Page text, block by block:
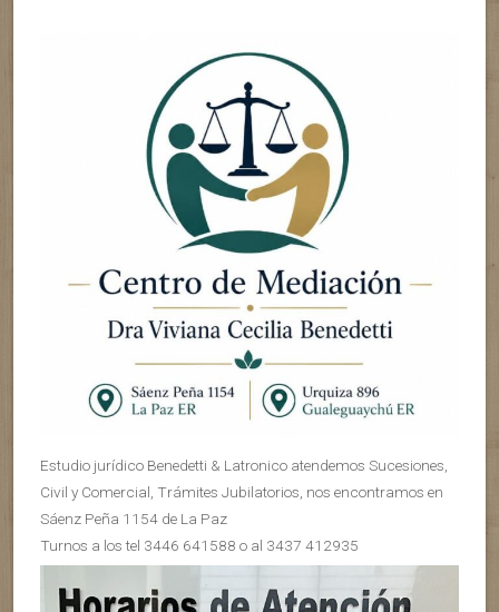
Estudio jurídico Benedetti & Latronico atendemos Sucesiones,
Civil y Comercial, Trámites Jubilatorios, nos encontramos en
Sáenz Peña 1154 de La Paz
Turnos a los tel 3446 641588 o al 3437 412935